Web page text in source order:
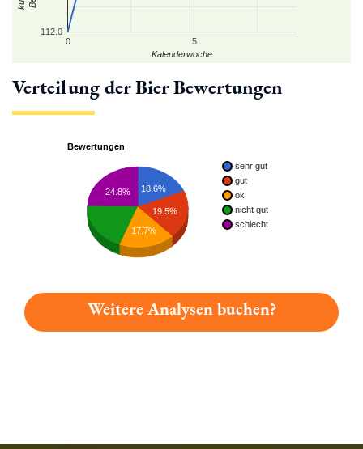
0 5
112.0
Kalenderwoche
Verteilung der Bier Bewertungen
Bewertungen
sehr gut
gut
ok
nicht gut
schlecht
18.6%
19.5%
24.8%
17.7%
Weitere Analysen buchen?